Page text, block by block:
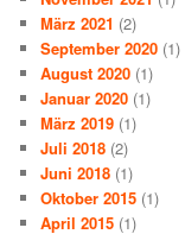
März 2021 (2)
September 2020 (1)
August 2020 (1)
Januar 2020 (1)
März 2019 (1)
Juli 2018 (2)
Juni 2018 (1)
Oktober 2015 (1)
April 2015 (1)